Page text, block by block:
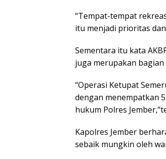
“Tempat-tempat
itu menjadi prioritas
Sementara itu kata
juga merupakan bagian
“Operasi Ketupat
dengan menempatkan
hukum Polres
Kapolres Jember
sebaik mungkin oleh